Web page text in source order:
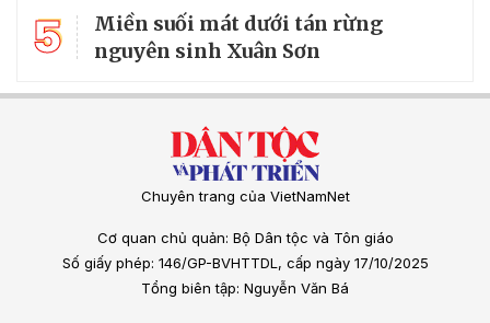
5
Miền suối mát dưới tán rừng
nguyên sinh Xuân Sơn
Chuyên trang của VietNamNet
Cơ quan chủ quản: Bộ Dân tộc và Tôn giáo
Số giấy phép: 146/GP-BVHTTDL, cấp ngày 17/10/2025
Tổng biên tập: Nguyễn Văn Bá